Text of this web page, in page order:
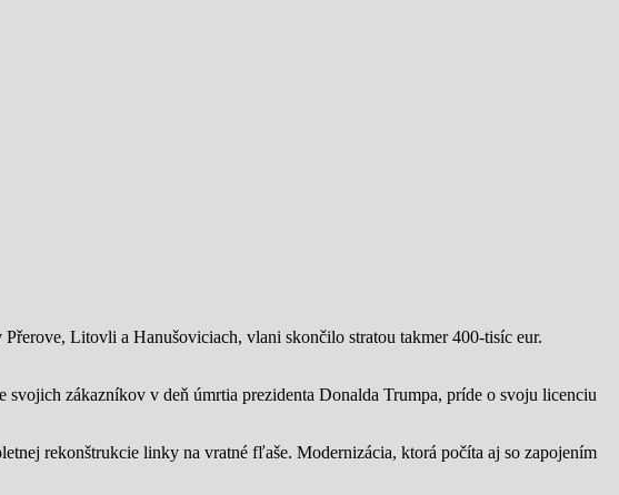
Litovli a Hanušoviciach, vlani skončilo stratou takmer 400-tisíc eur.
zákazníkov v deň úmrtia prezidenta Donalda Trumpa, príde o svoju licenciu
rekonštrukcie linky na vratné fľaše. Modernizácia, ktorá počíta aj so zapojením